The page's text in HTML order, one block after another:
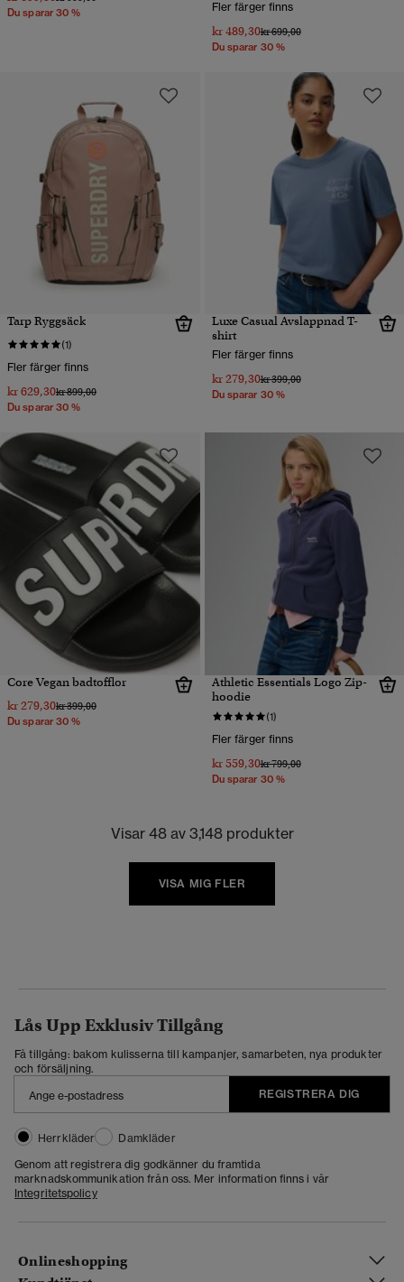
Du sparar 30 %
Fler färger finns
kr 489,30Pris reducerat från
kr 699,00till
Du sparar 30 %
Tarp Ryggsäck
(1)
Fler färger finns
kr 629,30Pris reducerat från
kr 899,00till
Du sparar 30 %
Luxe Casual Avslappnad T-
shirt
Fler färger finns
kr 279,30Pris reducerat från
kr 399,00till
Du sparar 30 %
Core Vegan badtofflor
kr 279,30Pris reducerat från
kr 399,00till
Du sparar 30 %
Athletic Essentials Logo Zip-
hoodie
(1)
Fler färger finns
kr 559,30Pris reducerat från
kr 799,00till
Du sparar 30 %
Visar 48 av 3,148 produkter
VISA MIG FLER
Lås Upp Exklusiv Tillgång
Få tillgång: bakom kulisserna till kampanjer, samarbeten, nya produkter
och försäljning.
REGISTRERA DIG
Herrkläder
Damkläder
Genom att registrera dig godkänner du framtida
marknadskommunikation från oss. Mer information finns i vår
Integritetspolicy
Onlineshopping